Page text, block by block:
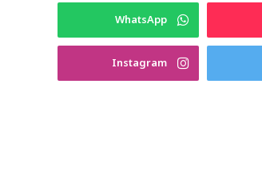
WhatsApp
Instagram